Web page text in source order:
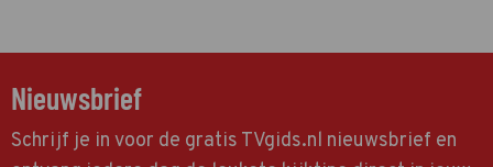
Nieuwsbrief
Schrijf je in voor de gratis TVgids.nl nieuwsbrief en